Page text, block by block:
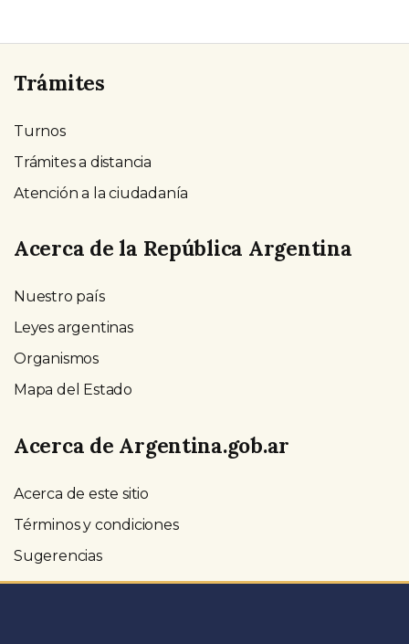
Trámites
Turnos
Trámites a distancia
Atención a la ciudadanía
Acerca de la República Argentina
Nuestro país
Leyes argentinas
Organismos
Mapa del Estado
Acerca de Argentina.gob.ar
Acerca de este sitio
Términos y condiciones
Sugerencias